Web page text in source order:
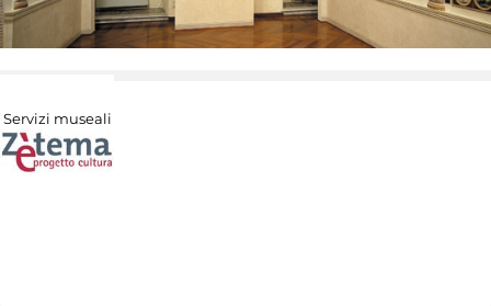
Servizi museali